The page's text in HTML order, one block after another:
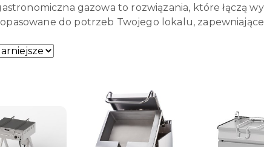
gazowa to rozwiązania, które łączą
do potrzeb Twojego lokalu,